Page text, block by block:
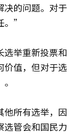
决的问题。对于
。”
选举重新投票和
值，但对于选
所有选举，因
选管会和国民力